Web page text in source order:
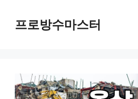
프로방수마스터